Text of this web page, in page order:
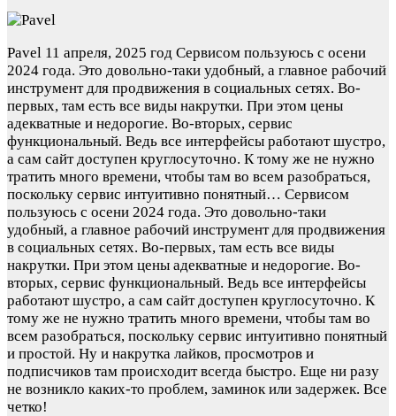
Pavel 11 апреля, 2025 год Сервисом пользуюсь с осени
2024 года. Это довольно-таки удобный, а главное рабочий
инструмент для продвижения в социальных сетях. Во-
первых, там есть все виды накрутки. При этом цены
адекватные и недорогие. Во-вторых, сервис
функциональный. Ведь все интерфейсы работают шустро,
а сам сайт доступен круглосуточно. К тому же не нужно
тратить много времени, чтобы там во всем разобраться,
поскольку сервис интуитивно понятный… Сервисом
пользуюсь с осени 2024 года. Это довольно-таки
удобный, а главное рабочий инструмент для продвижения
в социальных сетях. Во-первых, там есть все виды
накрутки. При этом цены адекватные и недорогие. Во-
вторых, сервис функциональный. Ведь все интерфейсы
работают шустро, а сам сайт доступен круглосуточно. К
тому же не нужно тратить много времени, чтобы там во
всем разобраться, поскольку сервис интуитивно понятный
и простой. Ну и накрутка лайков, просмотров и
подписчиков там происходит всегда быстро. Еще ни разу
не возникло каких-то проблем, заминок или задержек. Все
четко!